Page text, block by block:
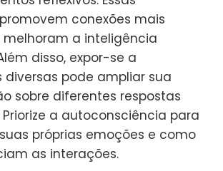
conexões mais
melhoram a inteligência
disso, expor-se a
diversas pode ampliar sua
sobre diferentes respostas
a autoconsciência para
próprias emoções e como
as interações.